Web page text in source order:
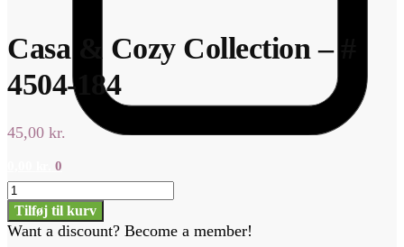
0
Casa & Cozy Collection – #
4504-184
45,00 kr.
Casa
&
Cozy
Tilføj til kurv
Want a discount? Become a member!